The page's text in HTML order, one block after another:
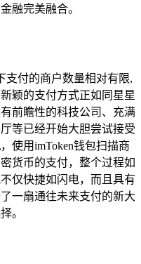
融完美融合。
支付的商户数量相对有限,
颖的支付方式正如同星星
前瞻性的科技公司、充满
等已经开始大胆尝试接受
使用imToken钱包扫描商
货币的支付，整个过程如
仅快捷如闪电，而且具有
一扇通往未来支付的新大
。